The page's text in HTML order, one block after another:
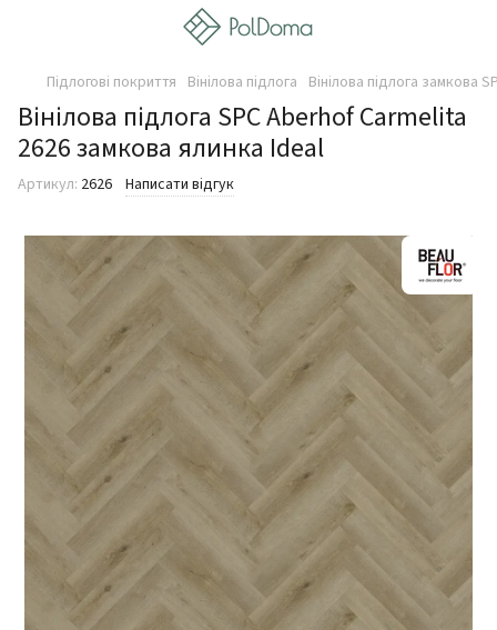
Підлогові покриття Вінілова підлога Вінілова підлога замкова
Вінілова підлога SPC Aberhof Carmelita
2626 замкова ялинка Ideal
Артикул: 2626 Написати відгук